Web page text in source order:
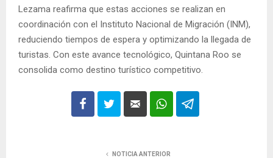
Lezama reafirma que estas acciones se realizan en
coordinación con el Instituto Nacional de Migración (INM),
reduciendo tiempos de espera y optimizando la llegada de
turistas. Con este avance tecnológico, Quintana Roo se
consolida como destino turístico competitivo.
NOTICIA ANTERIOR